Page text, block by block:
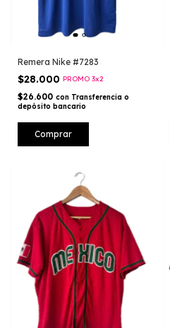
Remera Nike #7283
$28.000 PROMO 3x2
$26.600 con Transferencia o
depósito bancario
Comprar